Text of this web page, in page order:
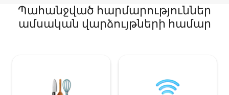
Պահանջված հարմարություններ
ամսական վարձույթների համար